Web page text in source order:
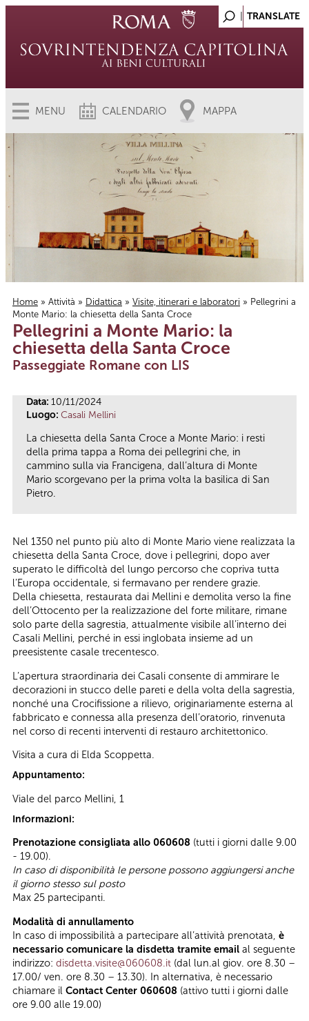
MENU CALENDARIO MAPPA
Tu sei qui
Home » Attività » Didattica » Visite, itinerari e laboratori » Pellegrini a
Monte Mario: la chiesetta della Santa Croce
Pellegrini a Monte Mario: la
chiesetta della Santa Croce
Passeggiate Romane con LIS
Data: 10/11/2024
Luogo: Casali Mellini
La chiesetta della Santa Croce a Monte Mario: i resti
della prima tappa a Roma dei pellegrini che, in
cammino sulla via Francigena, dall’altura di Monte
Mario scorgevano per la prima volta la basilica di San
Pietro.
Nel 1350 nel punto più alto di Monte Mario viene realizzata la
chiesetta della Santa Croce, dove i pellegrini, dopo aver
superato le difficoltà del lungo percorso che copriva tutta
l’Europa occidentale, si fermavano per rendere grazie.
Della chiesetta, restaurata dai Mellini e demolita verso la fine
dell’Ottocento per la realizzazione del forte militare, rimane
solo parte della sagrestia, attualmente visibile all’interno dei
Casali Mellini, perché in essi inglobata insieme ad un
preesistente casale trecentesco.
L’apertura straordinaria dei Casali consente di ammirare le
decorazioni in stucco delle pareti e della volta della sagrestia,
nonché una Crocifissione a rilievo, originariamente esterna al
fabbricato e connessa alla presenza dell’oratorio, rinvenuta
nel corso di recenti interventi di restauro architettonico.
Visita a cura di Elda Scoppetta.
Appuntamento:
Viale del parco Mellini, 1
Informazioni:
Prenotazione consigliata allo 060608 (tutti i giorni dalle 9.00
- 19.00).
In caso di disponibilità le persone possono aggiungersi anche
il giorno stesso sul posto
Max 25 partecipanti.
Modalità di annullamento
In caso di impossibilità a partecipare all’attività prenotata, è
necessario comunicare la disdetta tramite email al seguente
indirizzo: disdetta.visite@060608.it (dal lun.al giov. ore 8.30 –
17.00/ ven. ore 8.30 – 13.30). In alternativa, è necessario
chiamare il Contact Center 060608 (attivo tutti i giorni dalle
ore 9.00 alle 19.00)